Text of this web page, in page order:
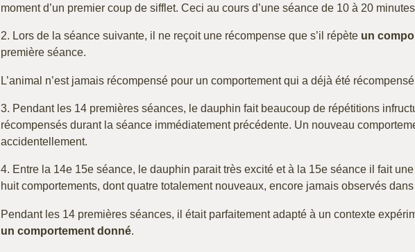
moment d’un premier coup de sifflet. Ceci au cours d’une séance de 10 à 20
2. Lors de la séance suivante, il ne reçoit une récompense que s’il répète un
première séance.
L’animal n’est jamais récompensé pour un comportement qui a déjà été
3. Pendant les 14 premières séances, le dauphin fait beaucoup de répétitions
récompensés durant la séance immédiatement précédente. Un nouveau
accidentellement.
4. Entre la 14e 15e séance, le dauphin parait très excité et à la 15e séance il fait
huit comportements, dont quatre totalement nouveaux, encore jamais observés
Pendant les 14 premières séances, il était parfaitement adapté à un contexte
un comportement donné.